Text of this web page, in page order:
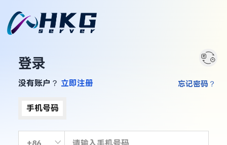
登录
没有账户？ 立即注册
手机号码
忘记密码？